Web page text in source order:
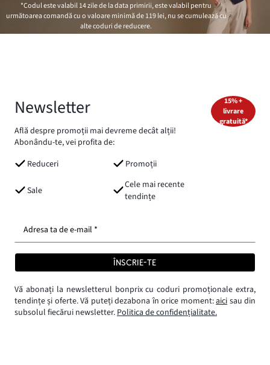
*Codul este valabil 14 zile de la data primirii, este valabil pentru
următoarea comandă cu o valoare minimă de119 lei, nu se cumulează cu
alte coduri de reducere.
Newsletter
Află despre promoții mai devreme decât alții!
Abonându-te, vei profita de:
Reduceri
Promoții
Sale
Cele mai recente
tendințe
15% +
livrare
gratuită*
Adresa ta de e-mail *
ÎNSCRIE-TE
Vă abonați la newsletterul bonprix cu coduri promoționale extra,
tendințe și oferte. Vă puteți dezabona în orice moment:aici sau din
subsolul fiecărui newsletter.Politica de confidențialitate.